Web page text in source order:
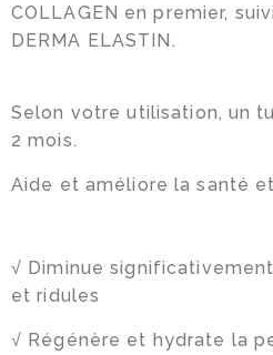
COLLAGEN en premier,
DERMA ELASTIN.
Selon votre utilisation, un
2 mois.
Aide et améliore la santé
√ Diminue
et ridules
√ Régénère et hydrate la